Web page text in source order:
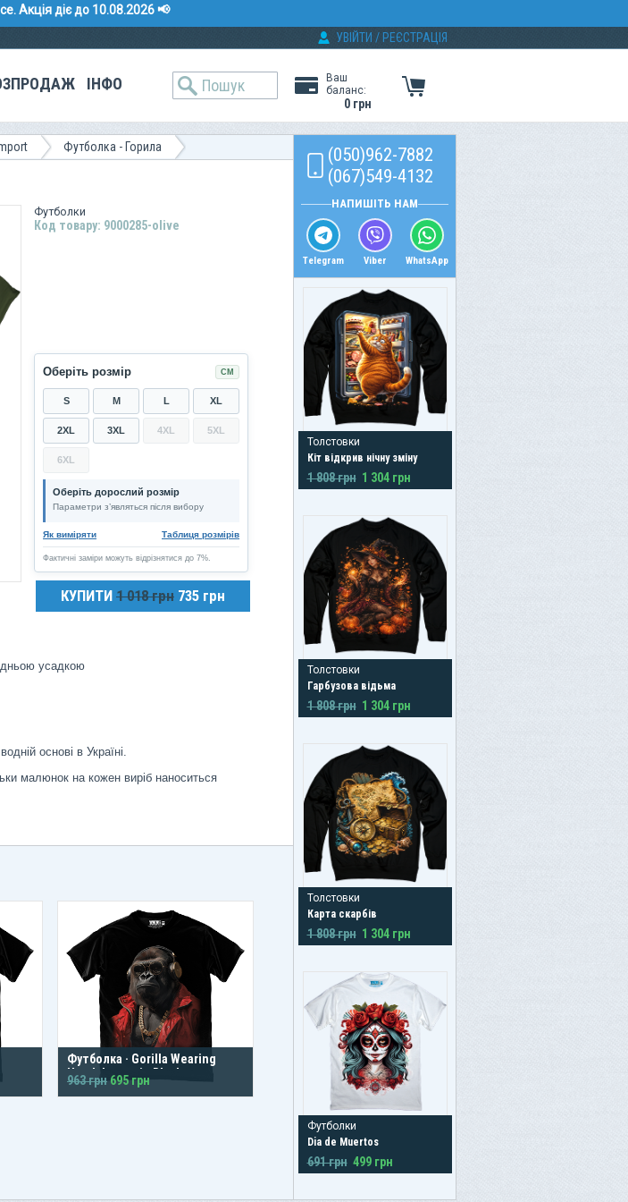
Акція діє до 10.08.2026 📢
УВІЙТИ / РЕЄСТРАЦІЯ
Ваш
баланс:
0 грн
ІНФО
Футболка - Горила
Футболки
Код товару: 9000285-olive
Оберіть розмір СМ
S M L XL
2XL 3XL 4XL 5XL
6XL
Оберіть дорослий розмір
Параметри з’являться після вибору
Як виміряти Таблиця розмірів
Фактичні заміри можуть відрізнятися до 7%.
КУПИТИ 1 018 грн 735 грн
усадкою
основі в Україні.
малюнок на кожен виріб наноситься
Футболка · Gorilla Wearing
Headphones in Black
963 грн 695 грн
(050)962-7882
(067)549-4132
НАПИШІТЬ НАМ
Telegram Viber WhatsApp
Толстовки
Кіт відкрив нічну зміну
1 808 грн 1 304 грн
Толстовки
Гарбузова відьма
1 808 грн 1 304 грн
Толстовки
Карта скарбів
1 808 грн 1 304 грн
Футболки
Dia de Muertos
691 грн 499 грн